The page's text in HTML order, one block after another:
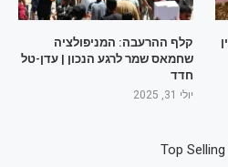
קלף ההרעבה: המניפולציה
שחמאס שמר לרגע הנכון | עדן-טל
חדד
יולי 31, 2025